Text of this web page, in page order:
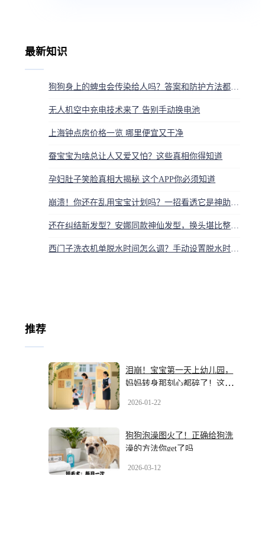
最新知识
狗狗身上的蜱虫会传染给人吗？答案和防护方法都在这
无人机空中充电技术来了 告别手动换电池
上海钟点房价格一览 哪里便宜又干净
蚕宝宝为啥总让人又爱又怕？这些真相你得知道
孕妇肚子笑脸真相大揭秘 这个APP你必须知道
崩溃！你还在乱用宝宝计划吗？一招看透它是神助攻还是娃的灾难
还在纠结新发型？安娜同款神仙发型，换头堪比整容，不挑脸型太绝了
西门子洗衣机单脱水时间怎么调？手动设置脱水时长教程
推荐
泪崩！宝宝第一天上幼儿园，
妈妈转身那刻心都碎了！这成
2026-01-22
狗狗泡澡图火了！正确给狗洗
澡的方法你get了吗
2026-03-12